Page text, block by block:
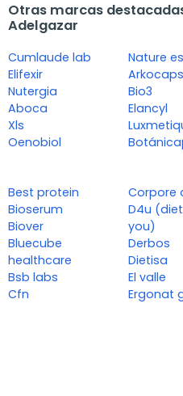
Otras marcas
Adelgazar
Cumlaude lab
Elifexir
Nutergia
Aboca
Xls
Oenobiol
Nature
Bio3
Elancyl
Best protein
Bioserum
Biover
Bluecube
healthcare
Bsb labs
Cfn
Corpore
D4u
you)
Derbos
Dietisa
El valle
Ergonat